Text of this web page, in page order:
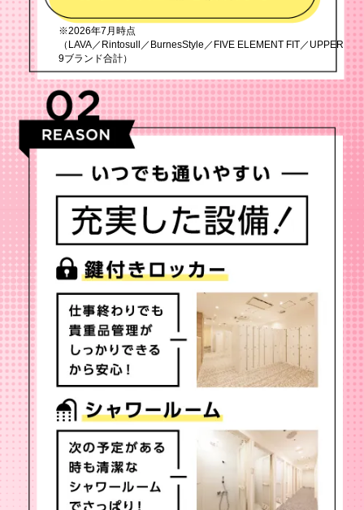
※2026年7月時点
（LAVA／Rintosull／BurnesStyle／FIVE ELEMENT FIT／UPPER
9ブランド合計）